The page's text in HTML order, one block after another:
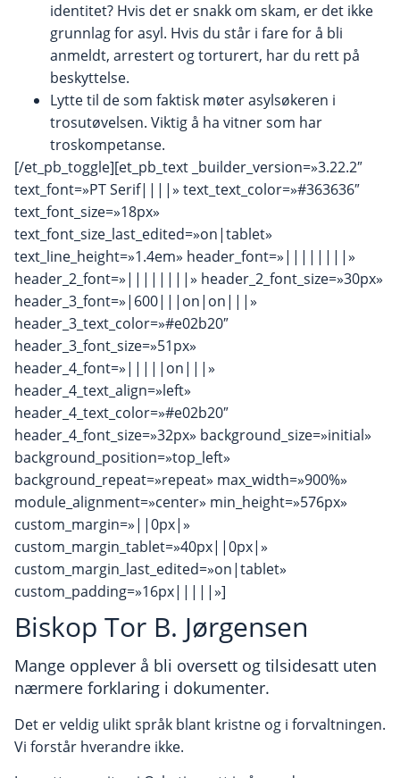
identitet? Hvis det er snakk om skam, er det ikke
grunnlag for asyl. Hvis du står i fare for å bli
anmeldt, arrestert og torturert, har du rett på
beskyttelse.
Lytte til de som faktisk møter asylsøkeren i
trosutøvelsen. Viktig å ha vitner som har
troskompetanse.
[/et_pb_toggle][et_pb_text _builder_version=»3.22.2″
text_font=»PT Serif||||» text_text_color=»#363636″
text_font_size=»18px»
text_font_size_last_edited=»on|tablet»
text_line_height=»1.4em» header_font=»||||||||»
header_2_font=»||||||||» header_2_font_size=»30px»
header_3_font=»|600|||on|on|||»
header_3_text_color=»#e02b20″
header_3_font_size=»51px»
header_4_font=»|||||on|||»
header_4_text_align=»left»
header_4_text_color=»#e02b20″
header_4_font_size=»32px» background_size=»initial»
background_position=»top_left»
background_repeat=»repeat» max_width=»900%»
module_alignment=»center» min_height=»576px»
custom_margin=»||0px|»
custom_margin_tablet=»40px||0px|»
custom_margin_last_edited=»on|tablet»
custom_padding=»16px|||||»]
Biskop Tor B. Jørgensen
Mange opplever å bli oversett og tilsidesatt uten
nærmere forklaring i dokumenter.
Det er veldig ulikt språk blant kristne og i forvaltningen.
Vi forstår hverandre ikke.